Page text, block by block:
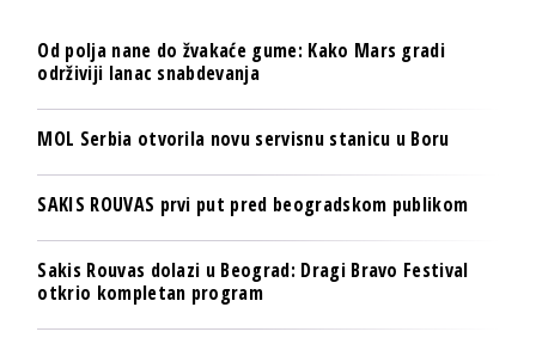
Od polja nane do žvakaće gume: Kako Mars gradi
održiviji lanac snabdevanja
MOL Serbia otvorila novu servisnu stanicu u Boru
SAKIS ROUVAS prvi put pred beogradskom publikom
Sakis Rouvas dolazi u Beograd: Dragi Bravo Festival
otkrio kompletan program